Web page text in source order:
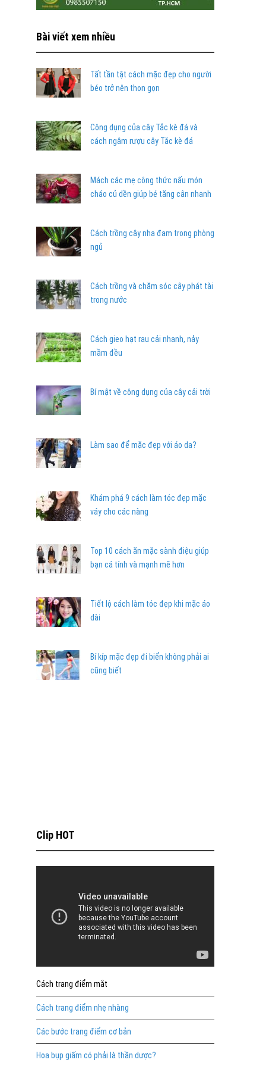
Bài viết xem nhiều
Tất tần tật cách mặc đẹp cho người
béo trở nên thon gọn
Công dụng của cây Tắc kè đá và
cách ngâm rượu cây Tắc kè đá
Mách các mẹ công thức nấu món
cháo củ dền giúp bé tăng cân nhanh
Cách trồng cây nha đam trong phòng
ngủ
Cách trồng và chăm sóc cây phát tài
trong nước
Cách gieo hạt rau cải nhanh, nảy
mầm đều
Bí mật về công dụng của cây cải trời
Làm sao để mặc đẹp với áo da?
Khám phá 9 cách làm tóc đẹp mặc
váy cho các nàng
Top 10 cách ăn mặc sành điệu giúp
bạn cá tính và mạnh mẽ hơn
Tiết lộ cách làm tóc đẹp khi mặc áo
dài
Bí kíp mặc đẹp đi biển không phải ai
cũng biết
Clip HOT
Cách trang điểm mắt
Cách trang điểm nhẹ nhàng
Các bước trang điểm cơ bản
Hoa bụp giấm có phải là thần dược?